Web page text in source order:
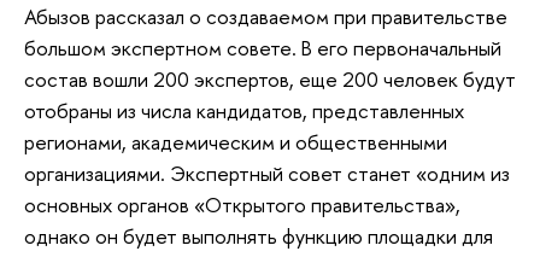
Абызов рассказал о создаваемом при правительстве
большом экспертном совете. В его первоначальный
состав вошли 200 экспертов, еще 200 человек будут
отобраны из числа кандидатов, представленных
регионами, академическим и общественными
организациями. Экспертный совет станет «одним из
основных органов «Открытого правительства»,
однако он будет выполнять функцию площадки для